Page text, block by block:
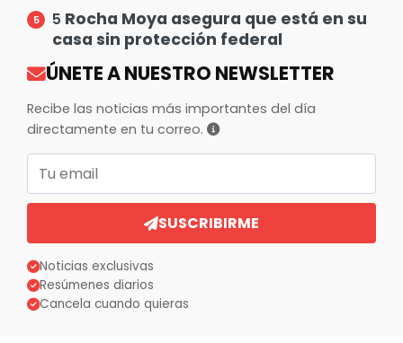
5 Rocha Moya asegura que está en su
casa sin protección federal
ÚNETE A NUESTRO NEWSLETTER
Recibe las noticias más importantes del día
directamente en tu correo.
Correo electrónico
SUSCRIBIRME
Noticias exclusivas
Resúmenes diarios
Cancela cuando quieras